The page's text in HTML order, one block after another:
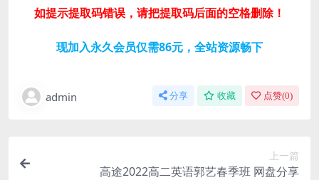
如提示提取码错误，请把提取码后面的空格删除！
现加入永久会员仅需86元，全站资源畅下
admin 分享 收藏 点赞(0)
上一篇
高途2022高二英语郭艺春季班 网盘分享